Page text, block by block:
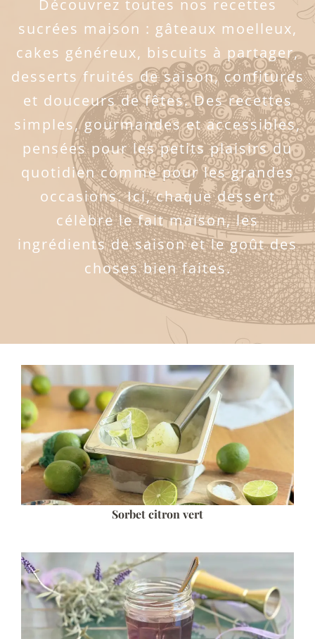
Découvrez toutes nos recettes
sucrées maison : gâteaux moelleux,
cakes généreux, biscuits à partager,
desserts fruités de saison, confitures
et douceurs de fêtes. Des recettes
simples, gourmandes et accessibles,
pensées pour les petits plaisirs du
quotidien comme pour les grandes
occasions. Ici, chaque dessert
célèbre le fait maison, les
ingrédients de saison et le goût des
choses bien faites.
Sorbet citron vert